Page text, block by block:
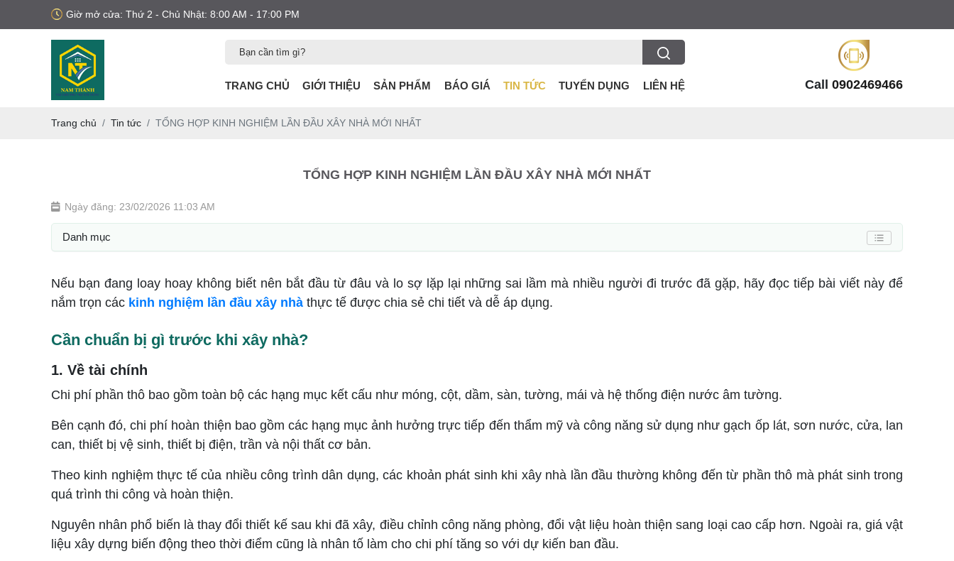
Giờ mở cửa: Thứ 2 - Chủ Nhật: 8:00 AM - 17:00 PM
TRANG CHỦ GIỚI THIỆU SẢN PHẨM BÁO GIÁ TIN TỨC TUYỂN DỤNG LIÊN HỆ Call 0902469466
Trang chủ Tin tức TỔNG HỢP KINH NGHIỆM LẦN ĐẦU XÂY NHÀ MỚI NHẤT
TỔNG HỢP KINH NGHIỆM LẦN ĐẦU XÂY NHÀ MỚI NHẤT
Ngày đăng: 23/02/2026 11:03 AM
Danh mục
Nếu bạn đang loay hoay không biết nên bắt đầu từ đâu và lo sợ lặp lại những sai lầm mà nhiều người đi trước đã gặp, hãy đọc tiếp bài viết này để
nắm trọn các kinh nghiệm lần đầu xây nhà thực tế được chia sẻ chi tiết và dễ áp dụng.
Cần chuẩn bị gì trước khi xây nhà?
1. Về tài chính
Chi phí phần thô bao gồm toàn bộ các hạng mục kết cấu như móng, cột, dầm, sàn, tường, mái và hệ thống điện nước âm tường.
Bên cạnh đó, chi phí hoàn thiện bao gồm các hạng mục ảnh hưởng trực tiếp đến thẩm mỹ và công năng sử dụng như gạch ốp lát, sơn nước, cửa, lan
can, thiết bị vệ sinh, thiết bị điện, trần và nội thất cơ bản.
Theo kinh nghiệm thực tế của nhiều công trình dân dụng, các khoản phát sinh khi xây nhà lần đầu thường không đến từ phần thô mà phát sinh trong
quá trình thi công và hoàn thiện.
Nguyên nhân phổ biến là thay đổi thiết kế sau khi đã xây, điều chỉnh công năng phòng, đổi vật liệu hoàn thiện sang loại cao cấp hơn. Ngoài ra, giá vật
liệu xây dựng biến động theo thời điểm cũng là nhân tố làm cho chi phí tăng so với dự kiến ban đầu.